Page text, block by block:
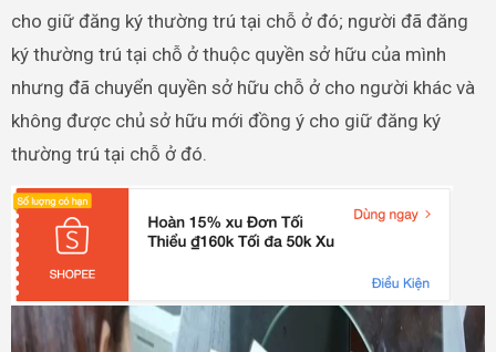
cho giữ đăng ký thường trú tại chỗ ở đó; người đã đăng
ký thường trú tại chỗ ở thuộc quyền sở hữu của mình
nhưng đã chuyển quyền sở hữu chỗ ở cho người khác và
không được chủ sở hữu mới đồng ý cho giữ đăng ký
thường trú tại chỗ ở đó.